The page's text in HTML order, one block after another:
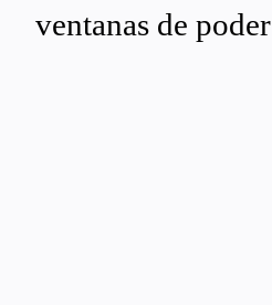
ventanas de poder